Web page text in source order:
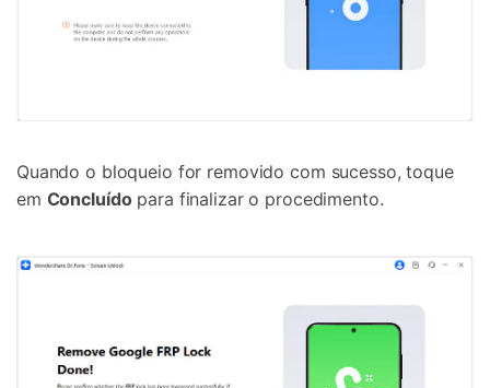
Quando o bloqueio for removido com sucesso, toque
em Concluídopara finalizar o procedimento.